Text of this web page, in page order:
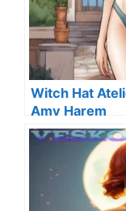
Witch Hat
Amv Harem